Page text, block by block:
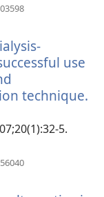
use
technique.
5.